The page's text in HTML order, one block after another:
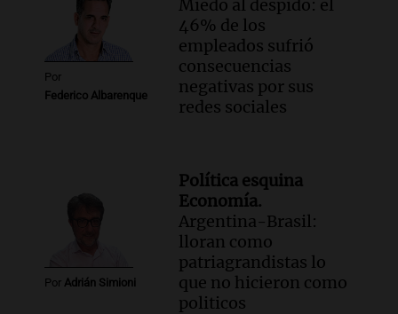
Por
Federico Albarenque
Miedo al despido: el
46% de los
empleados sufrió
consecuencias
negativas por sus
redes sociales
Por Adrián Simioni
Política esquina
Economía.
Argentina-Brasil:
lloran como
patriagrandistas lo
que no hicieron como
politicos